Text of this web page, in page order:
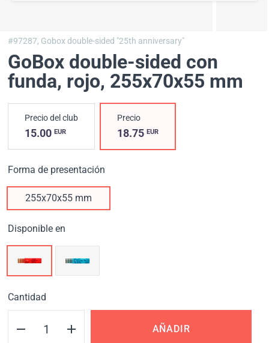
#97287, Gobox double-sided "25th anniversary"
GoBox double-sided con
funda, rojo, 255х70х55 mm
Precio del club
15.00 EUR
Precio
18.75EUR
Forma de presentación
255х70х55 mm
Disponible en
Cantidad
AÑADIR